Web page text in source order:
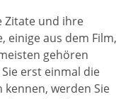
Zitate und ihre
einige aus dem Film,
gehören
erst einmal die
werden Sie